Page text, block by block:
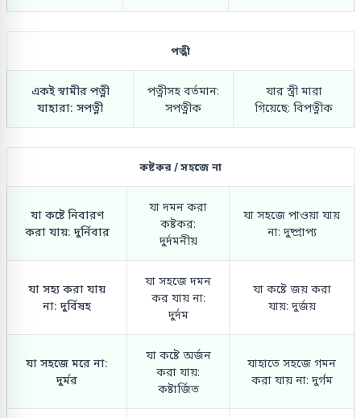
পত্নী
একই স্বামীর পত্নী
যাহারা: সপত্নী
পত্নীসহ বর্তমান:
সপত্নীক
যার স্ত্রী মারা
গিয়েছে: বিপত্নীক
কষ্টকর / সহজে না
যা কষ্টে নিবারণ
করা যায়: দুর্নিবার
যা দমন করা
কষ্টকর:
দুর্দমনীয়
যা সহজে পাওয়া যায়
না: দুষ্প্রাপ্য
যা সহ্য করা যায়
না: দুর্বিষহ
যা সহজে দমন
কর যায় না:
দুর্দম
যা কষ্টে জয় করা
যায়: দুর্জয়
যা সহজে মরে না:
দুর্মর
যা কষ্টে অর্জন
করা যায়:
কষ্টার্জিত
যাহাতে সহজে গমন
করা যায় না: দুর্গম